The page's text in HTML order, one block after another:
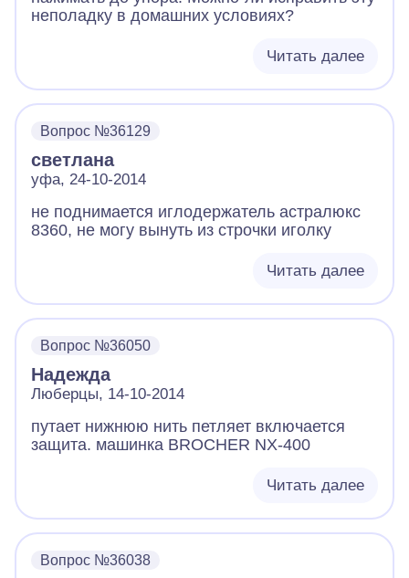
неполадку в домашних условиях?
Читать далее
Вопрос №36129
светлана
уфа, 24-10-2014
не поднимается иглодержатель астралюкс
8360, не могу вынуть из строчки иголку
Читать далее
Вопрос №36050
Надежда
Люберцы, 14-10-2014
путает нижнюю нить петляет включается
защита. машинка BROCHER NX-400
Читать далее
Вопрос №36038